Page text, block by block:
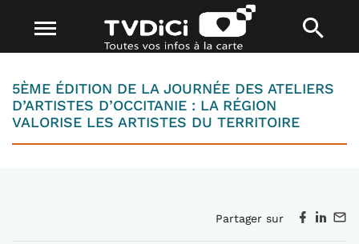
5ÈME ÉDITION DE LA JOURNÉE DES ATELIERS
D’ARTISTES D’OCCITANIE : LA RÉGION
VALORISE LES ARTISTES DU TERRITOIRE
Partager sur